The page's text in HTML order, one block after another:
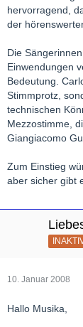
hervorragend,
der
Die
Einwendungen
Bedeutung.
Stimmprotz,
technischen
Mezzostimme,
Giangiacomo
Zum Einstieg
aber sicher gibt
10. Januar 2008
Hallo Musika,